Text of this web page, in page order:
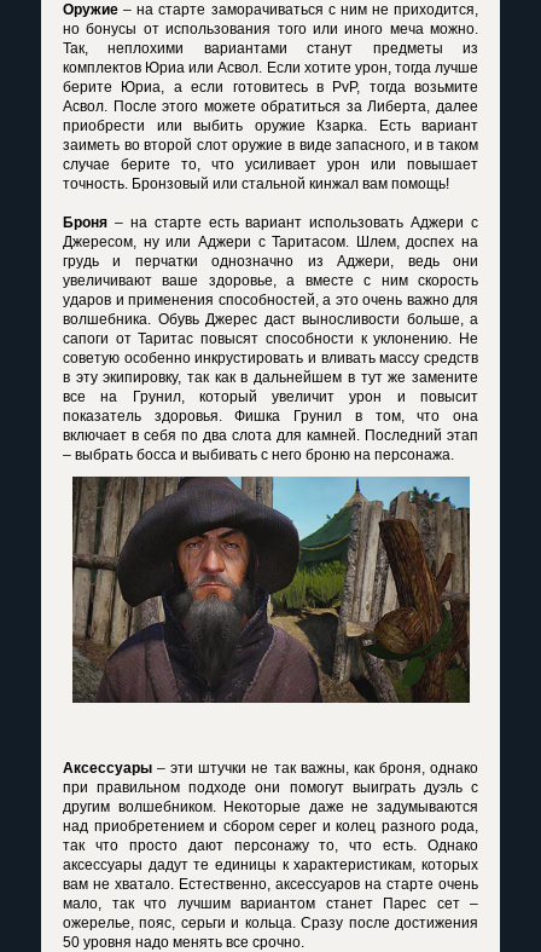
Оружие – на старте заморачиваться с ним не приходится,
но бонусы от использования того или иного меча можно.
Так, неплохими вариантами станут предметы из
комплектов Юриа или Асвол. Если хотите урон, тогда лучше
берите Юриа, а если готовитесь в PvP, тогда возьмите
Асвол. После этого можете обратиться за Либерта, далее
приобрести или выбить оружие Кзарка. Есть вариант
заиметь во второй слот оружие в виде запасного, и в таком
случае берите то, что усиливает урон или повышает
точность. Бронзовый или стальной кинжал вам помощь!
Броня – на старте есть вариант использовать Аджери с
Джересом, ну или Аджери с Таритасом. Шлем, доспех на
грудь и перчатки однозначно из Аджери, ведь они
увеличивают ваше здоровье, а вместе с ним скорость
ударов и применения способностей, а это очень важно для
волшебника. Обувь Джерес даст выносливости больше, а
сапоги от Таритас повысят способности к уклонению. Не
советую особенно инкрустировать и вливать массу средств
в эту экипировку, так как в дальнейшем в тут же замените
все на Грунил, который увеличит урон и повысит
показатель здоровья. Фишка Грунил в том, что она
включает в себя по два слота для камней. Последний этап
– выбрать босса и выбивать с него броню на персонажа.
Аксессуары – эти штучки не так важны, как броня, однако
при правильном подходе они помогут выиграть дуэль с
другим волшебником. Некоторые даже не задумываются
над приобретением и сбором серег и колец разного рода,
так что просто дают персонажу то, что есть. Однако
аксессуары дадут те единицы к характеристикам, которых
вам не хватало. Естественно, аксессуаров на старте очень
мало, так что лучшим вариантом станет Парес сет –
ожерелье, пояс, серьги и кольца. Сразу после достижения
50 уровня надо менять все срочно.